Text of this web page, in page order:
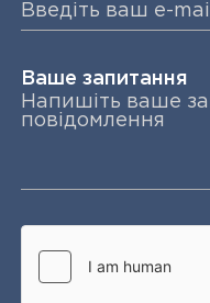
Ваше запитання